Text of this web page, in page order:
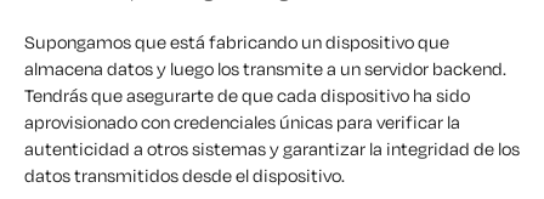
Supongamos que está fabricando un dispositivo que
almacena datos y luego los transmite a un servidor backend.
Tendrás que asegurarte de que cada dispositivo ha sido
aprovisionado con credenciales únicas para verificar la
autenticidad a otros sistemas y garantizar la integridad de los
datos transmitidos desde el dispositivo.